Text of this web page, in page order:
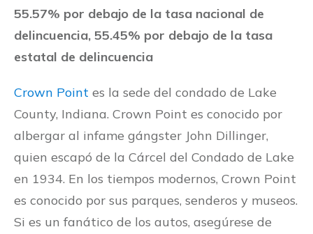
55.57% por debajo de la tasa nacional de
delincuencia, 55.45% por debajo de la tasa
estatal de delincuencia
Crown Point es la sede del condado de Lake
County, Indiana. Crown Point es conocido por
albergar al infame gángster John Dillinger,
quien escapó de la Cárcel del Condado de Lake
en 1934. En los tiempos modernos, Crown Point
es conocido por sus parques, senderos y museos.
Si es un fanático de los autos, asegúrese de